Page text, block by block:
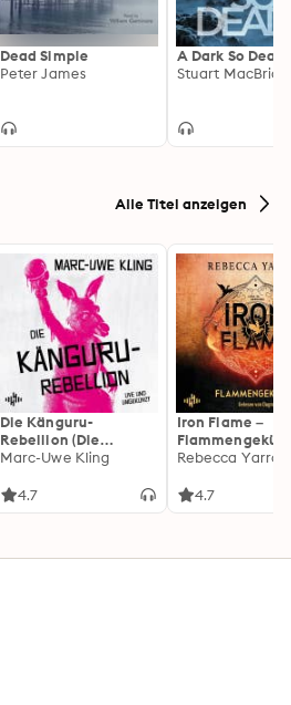
Dead Simple
Peter James
A Dark So
Stuart MacBride
Alle Titel anzeigen
Die Känguru-
Rebellion (Die
Känguru-Werke 5)
Marc-Uwe Kling
4.7
Iron Flame –
heißersehnte
Rebecca Yarros
4.7